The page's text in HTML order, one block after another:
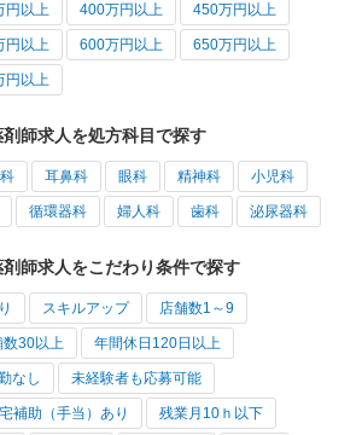
円以上 400万円以上 450万円以上
円以上 600万円以上 650万円以上
円以上
師求人を処方科目で探す
耳鼻科 眼科 精神科 小児科
循環器科 婦人科 歯科 泌尿器科
師求人をこだわり条件で探す
スキルアップ 店舗数1～9
数30以上 年間休日120日以上
なし 未経験者も応募可能
補助（手当）あり 残業月10ｈ以下